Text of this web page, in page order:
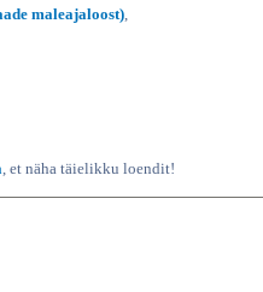
maleajaloost)
, et näha täielikku loendit!